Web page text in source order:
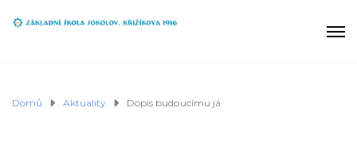
Domů Aktuality Dopis budoucímu já